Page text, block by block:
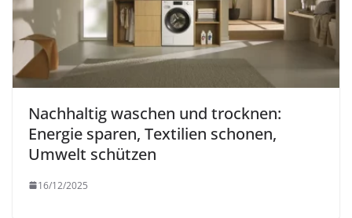
Nachhaltig waschen und trocknen:
Energie sparen, Textilien schonen,
Umwelt schützen
16/12/2025